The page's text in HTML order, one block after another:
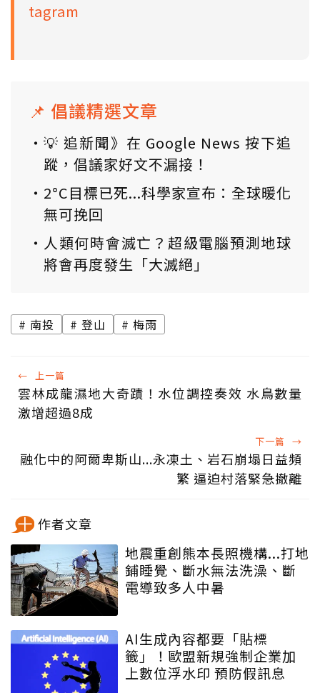
tagram
📌 倡議精選文章
💡 追新聞》在 Google News 按下追
蹤，倡議家好文不漏接！
2°C目標已死...科學家宣布：全球暖化
無可挽回
人類何時會滅亡？超級電腦預測地球
將會再度發生「大滅絕」
南投 登山 梅雨
← 上一篇
雲林成龍濕地大奇蹟！水位調控奏效 水鳥數量
激增超過8成
下一篇 →
融化中的阿爾卑斯山...永凍土、岩石崩塌日益頻
繁 逼迫村落緊急撤離
作者文章
地震重創熊本長照機構...打地
鋪睡覺、斷水無法洗澡、斷
電導致多人中暑
AI生成內容都要「貼標
籤」！歐盟新規強制企業加
上數位浮水印 預防假訊息